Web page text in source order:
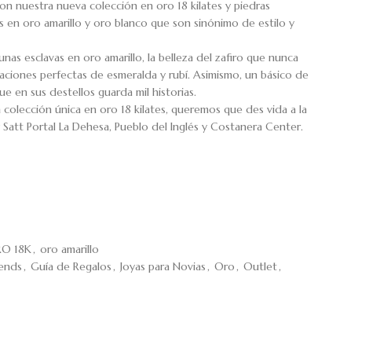
nuestra nueva colección en oro 18 kilates y piedras
en oro amarillo y oro blanco que son sinónimo de estilo y
esclavas en oro amarillo, la belleza del zafiro que nunca
perfectas de esmeralda y rubí. Asimismo, un básico de
en sus destellos guarda mil historias.
única en oro 18 kilates, queremos que des vida a la
Portal La Dehesa, Pueblo del Inglés y Costanera Center.
, Guía de Regalos, Joyas para Novias, Oro, Outlet,
18K, oro amarillo